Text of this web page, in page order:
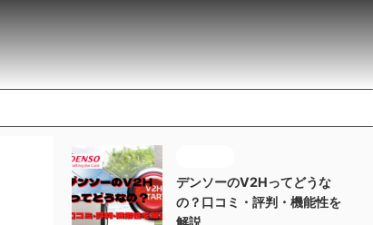
デンソーのV2Hってどうな
の？口コミ・評判・機能性を
解説